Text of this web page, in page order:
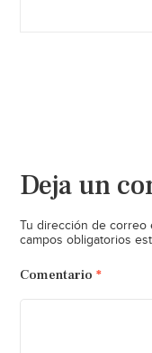
Deja un
Tu dirección de correo
campos obligatorios
Comentario *